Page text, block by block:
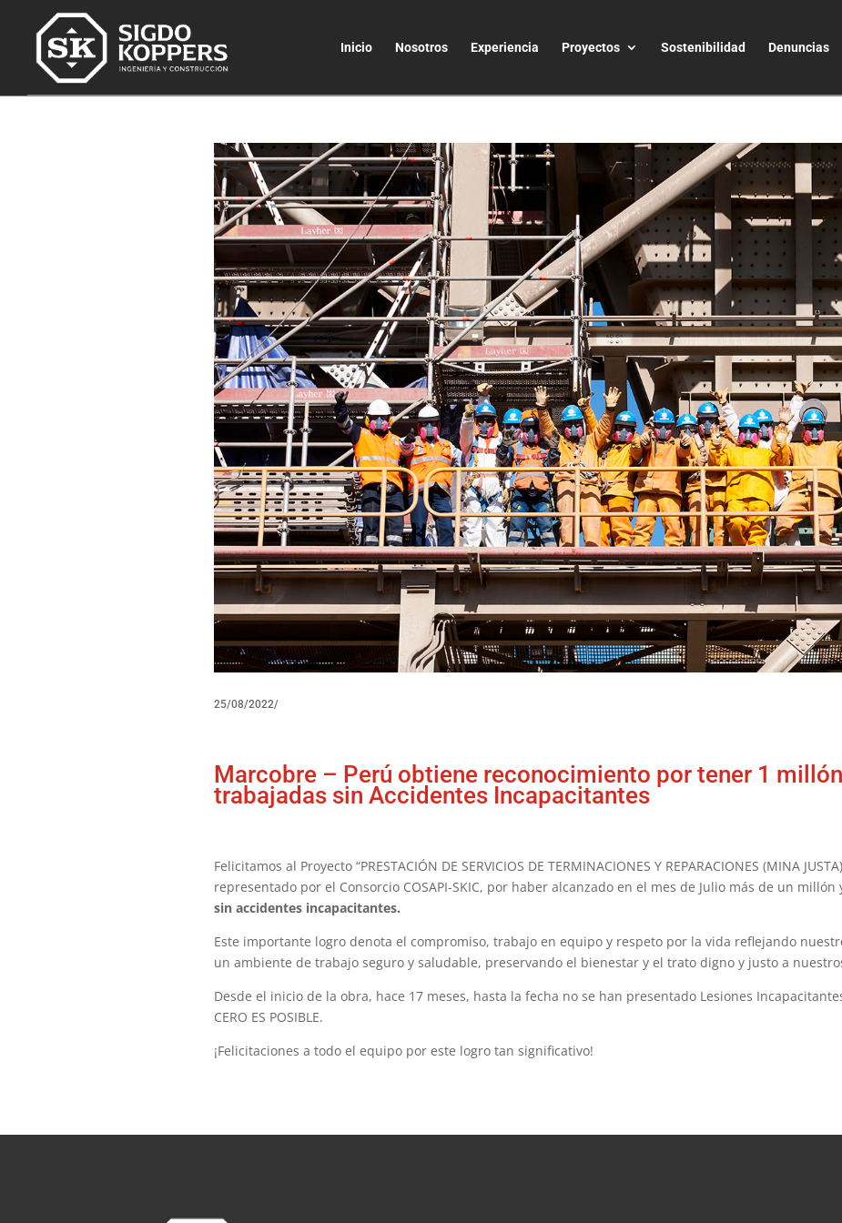
Inicio Nosotros Experiencia Proyectos Sostenibilidad Denuncias
25/08/2022/
Marcobre – Perú obtiene reconocimiento por tener 1
trabajadas sin Accidentes Incapacitantes
Felicitamos al Proyecto “PRESTACIÓN DE SERVICIOS DE TERMINACIONES Y REPARACIONES (MINA
representado por el Consorcio COSAPI-SKIC, por haber alcanzado en el mes de Julio más de un
sin accidentes incapacitantes.
Este importante logro denota el compromiso, trabajo en equipo y respeto por la vida reflejando
un ambiente de trabajo seguro y saludable, preservando el bienestar y el trato digno y justo a
Desde el inicio de la obra, hace 17 meses, hasta la fecha no se han presentado Lesiones
CERO ES POSIBLE.
¡Felicitaciones a todo el equipo por este logro tan significativo!